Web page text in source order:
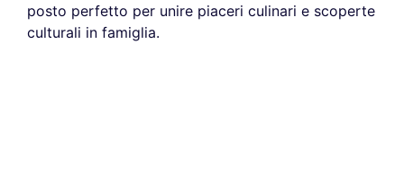
posto perfetto per unire piaceri culinari e scoperte
culturali in famiglia.